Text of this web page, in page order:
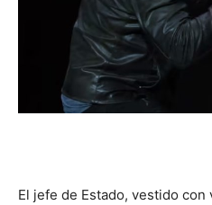
El jefe de Estado, vestido con